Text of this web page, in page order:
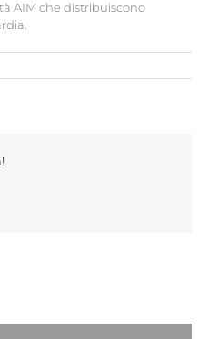
AIM che distribuiscono